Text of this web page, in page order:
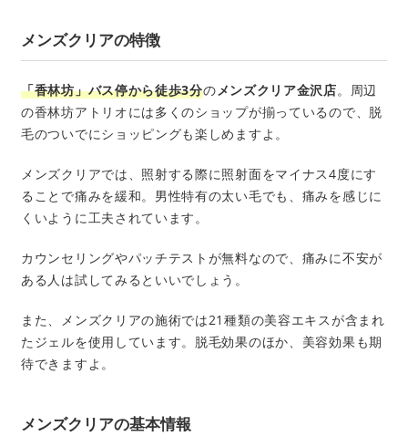
メンズクリアの特徴
「香林坊」バス停から徒歩3分のメンズクリア金沢店。周辺
の香林坊アトリオには多くのショップが揃っているので、脱
毛のついでにショッピングも楽しめますよ。
メンズクリアでは、照射する際に照射面をマイナス4度にす
ることで痛みを緩和。男性特有の太い毛でも、痛みを感じに
くいように工夫されています。
カウンセリングやパッチテストが無料なので、痛みに不安が
ある人は試してみるといいでしょう。
また、メンズクリアの施術では21種類の美容エキスが含まれ
たジェルを使用しています。脱毛効果のほか、美容効果も期
待できますよ。
メンズクリアの基本情報